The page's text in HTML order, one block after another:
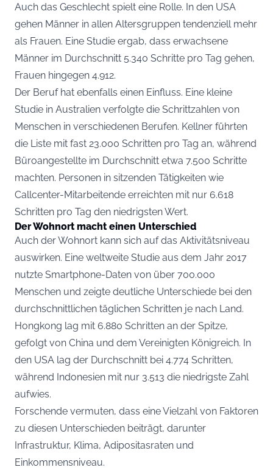
Auch das Geschlecht spielt eine Rolle. In den USA
gehen Männer in allen Altersgruppen tendenziell mehr
als Frauen. Eine Studie ergab, dass erwachsene
Männer im Durchschnitt 5.340 Schritte pro Tag gehen,
Frauen hingegen 4.912.
Der Beruf hat ebenfalls einen Einfluss. Eine kleine
Studie in Australien verfolgte die Schrittzahlen von
Menschen in verschiedenen Berufen. Kellner führten
die Liste mit fast 23.000 Schritten pro Tag an, während
Büroangestellte im Durchschnitt etwa 7.500 Schritte
machten. Personen in sitzenden Tätigkeiten wie
Callcenter-Mitarbeitende erreichten mit nur 6.618
Schritten pro Tag den niedrigsten Wert.
Der Wohnort macht einen Unterschied
Auch der Wohnort kann sich auf das Aktivitätsniveau
auswirken. Eine weltweite Studie aus dem Jahr 2017
nutzte Smartphone-Daten von über 700.000
Menschen und zeigte deutliche Unterschiede bei den
durchschnittlichen täglichen Schritten je nach Land.
Hongkong lag mit 6.880 Schritten an der Spitze,
gefolgt von China und dem Vereinigten Königreich. In
den USA lag der Durchschnitt bei 4.774 Schritten,
während Indonesien mit nur 3.513 die niedrigste Zahl
aufwies.
Forschende vermuten, dass eine Vielzahl von Faktoren
zu diesen Unterschieden beiträgt, darunter
Infrastruktur, Klima, Adipositasraten und
Einkommensniveau.